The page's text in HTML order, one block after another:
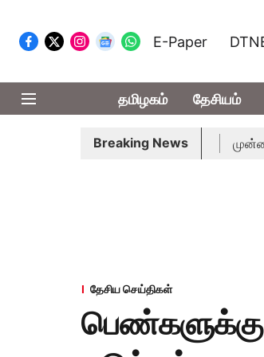
E-Paper
தமிழகம் தேசியம்
Breaking News
அமைச்சர் விஜய் அழைப்பு முன்னாள்
தேசிய செய்திகள்